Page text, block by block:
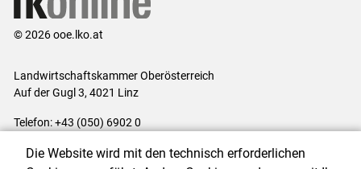
© 2026 ooe.lko.at
Landwirtschaftskammer Oberösterreich
Auf der Gugl 3, 4021 Linz
Telefon: +43 (050) 6902 0
Die Website wird mit den technisch erforderlichen